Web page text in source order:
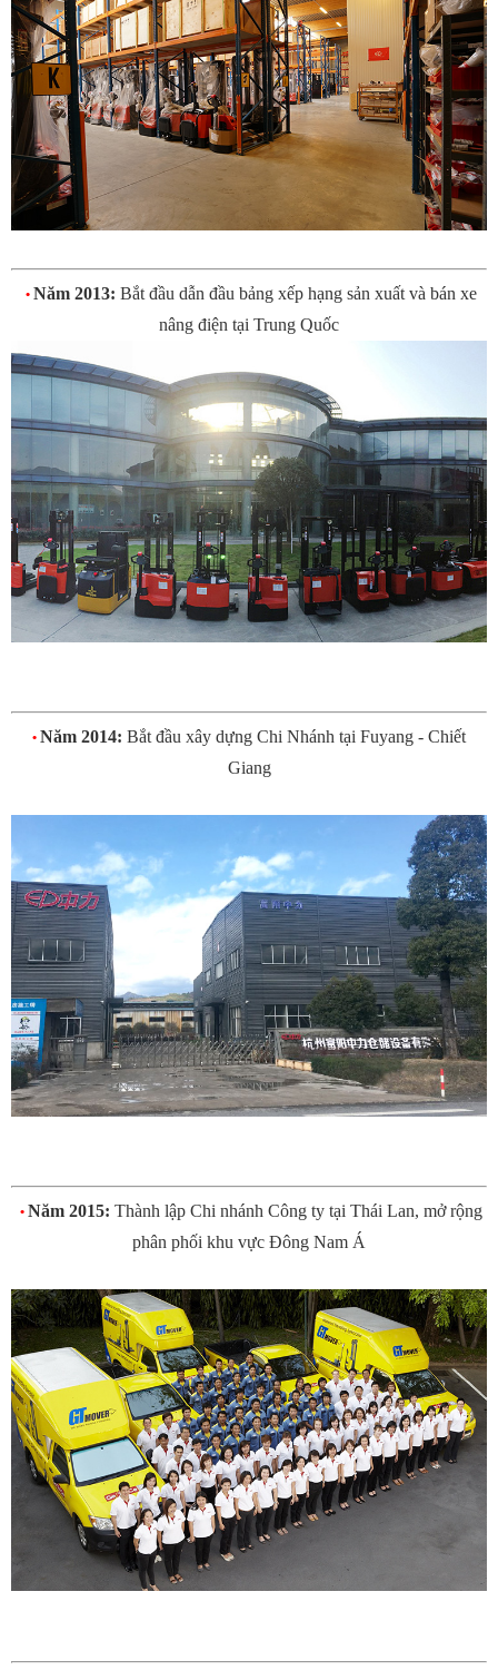
• Năm 2013: Bắt đầu dẫn đầu bảng xếp hạng sản xuất và bán xe
nâng điện tại Trung Quốc
• Năm 2014: Bắt đầu xây dựng Chi Nhánh tại Fuyang - Chiết
Giang
• Năm 2015: Thành lập Chi nhánh Công ty tại Thái Lan, mở rộng
phân phối khu vực Đông Nam Á